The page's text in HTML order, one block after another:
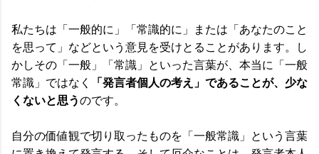
私たちは「一般的に」「常識的に」または「あなたのこと
を思って」などという意見を受けとることがあります。し
かしその「一般」「常識」といった言葉が、本当に「一般
常識」ではなく
「発言者個人の考え」であることが、少な
くないと思うのです。
自分の価値観で切り取ったものを「一般常識」という言葉